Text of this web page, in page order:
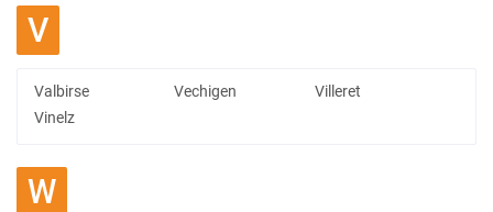
V
Valbirse Vechigen
Villeret
Vinelz
W